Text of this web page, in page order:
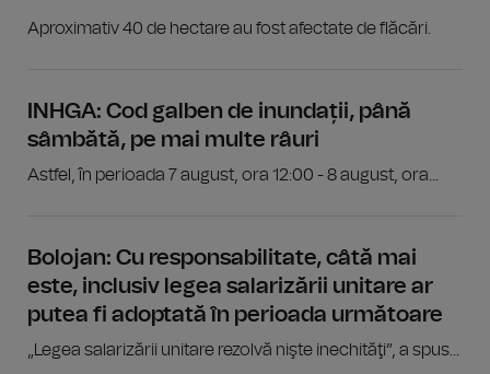
Aproximativ 40 de hectare au fost afectate de flăcări.
INHGA: Cod galben de inundații, până
sâmbătă, pe mai multe râuri
Astfel, în perioada 7 august, ora 12:00 - 8 august, ora...
Bolojan: Cu responsabilitate, câtă mai
este, inclusiv legea salarizării unitare ar
putea fi adoptată în perioada următoare
„Legea salarizării unitare rezolvă nişte inechităţi”, a spus...